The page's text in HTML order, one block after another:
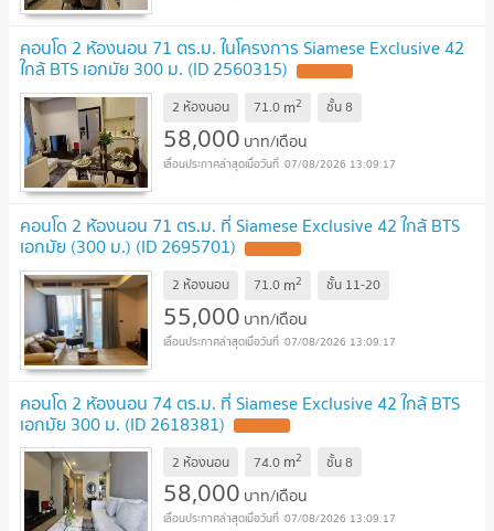
คอนโด 2 ห้องนอน 71 ตร.ม. ในโครงการ Siamese Exclusive 42
ใกล้ BTS เอกมัย 300 ม. (ID 2560315)
2 ห้องนอน 71.0 m2 ชั้น8
58,000 บาท/เดือน
07/08/2026 13:09:17
คอนโด 2 ห้องนอน 71 ตร.ม. ที่ Siamese Exclusive 42 ใกล้ BTS
เอกมัย (300 ม.) (ID 2695701)
2 ห้องนอน 71.0 m2 ชั้น 11-20
55,000 บาท/เดือน
07/08/2026 13:09:17
คอนโด 2 ห้องนอน 74 ตร.ม. ที่ Siamese Exclusive 42 ใกล้ BTS
เอกมัย 300 ม. (ID 2618381)
2 ห้องนอน 74.0 m2 ชั้น8
58,000 บาท/เดือน
07/08/2026 13:09:17